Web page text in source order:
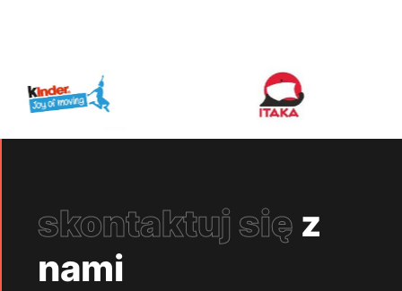
skontaktuj się z
nami